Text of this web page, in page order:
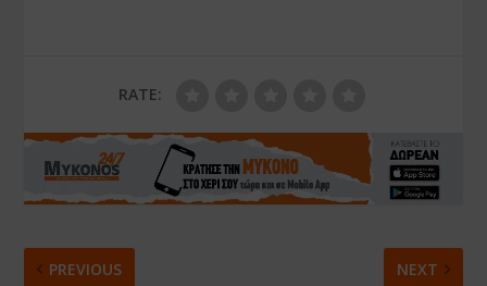
RATE:
PREVIOUS NEXT